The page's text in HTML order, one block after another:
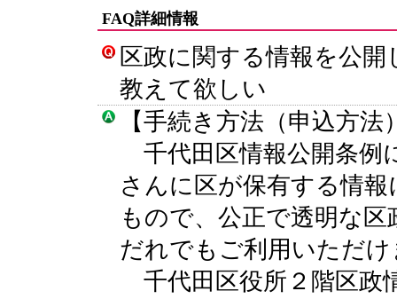
FAQ詳細情報
区政に関する情報を公
教えて欲しい
【手続き方法（申込方法
千代田区情報公開条例
さんに区が保有する情
もので、公正で透明な
だれでもご利用いただけ
千代田区役所２階区政